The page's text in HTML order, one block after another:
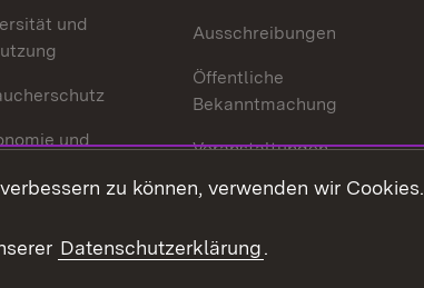
und
und
Ausschreibungen
Öffentliche
Bekanntmachung
Veranstaltungen
Mediathek
Publikationen
zu können, verwenden wir Cookies.
Datenschutzerklärung.